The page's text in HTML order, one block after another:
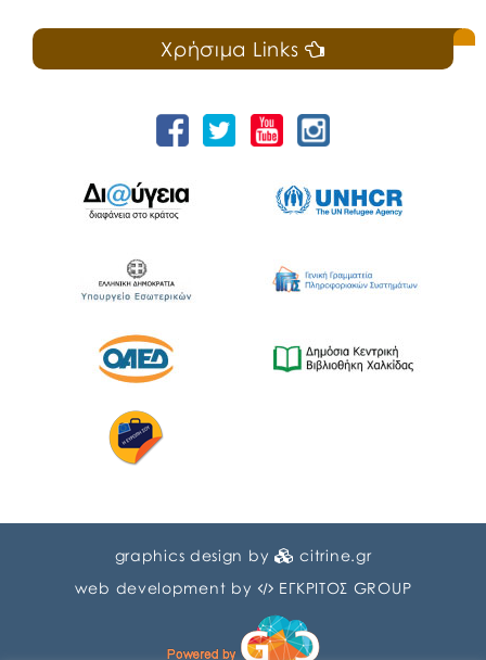
Χρήσιμα Links
graphics design by
citrine.gr
web development by
ΕΓΚΡΙΤΟΣ GROUP